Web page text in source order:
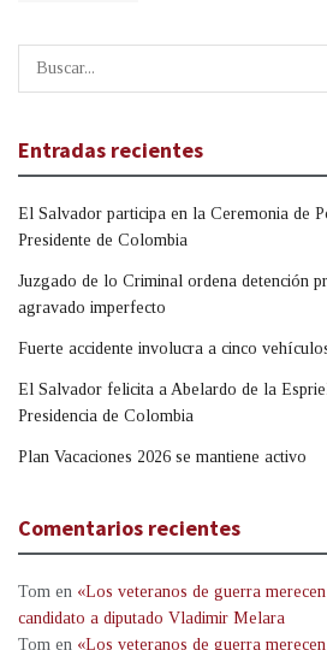
Entradas recientes
El Salvador participa en la Ceremonia de
Presidente de Colombia
Juzgado de lo Criminal ordena detención
agravado imperfecto
Fuerte accidente involucra a cinco
El Salvador felicita a Abelardo de la
Presidencia de Colombia
Plan Vacaciones 2026 se mantiene activo
Comentarios recientes
Tom en «Los veteranos de guerra
candidato a diputado Vladimir Melara
Tom en «Los veteranos de guerra